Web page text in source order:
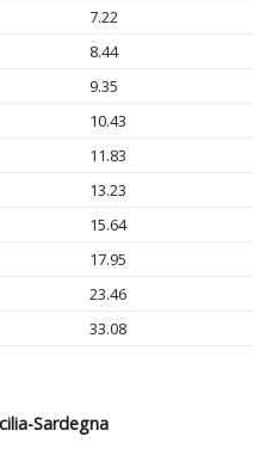
7.22
8.44
9.35
10.43
11.83
13.23
15.64
17.95
23.46
33.08
Sardegna